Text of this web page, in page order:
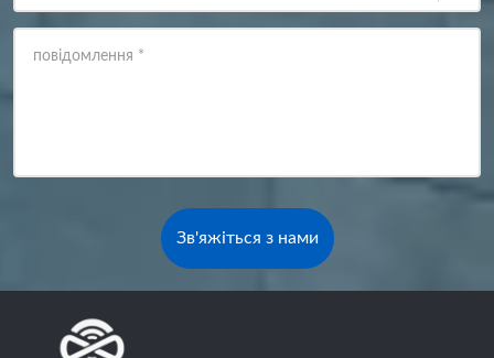
повідомлення *
Зв'яжіться з нами